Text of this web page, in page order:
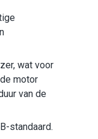
wat voor
motor
van de
standaard.